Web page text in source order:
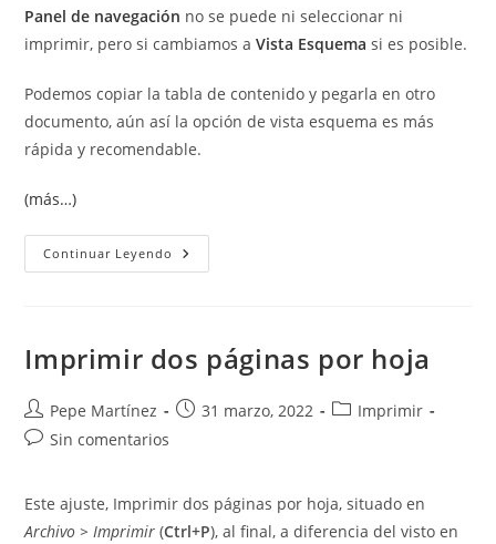
Panel de navegación no se puede ni seleccionar ni
imprimir, pero si cambiamos aVista Esquema si es posible.
Podemos copiar la tabla de contenido y pegarla en otro
documento, aún así la opción de vista esquema es más
rápida y recomendable.
(más…)
Continuar Leyendo Imprimir
Un
Imprimir dos páginas por hoja
Autor
de
Pepe Martínez
Publicación
31 marzo, 2022
Categoría
Imprimir
Comentarios
entrada:
Sin comentarios
Este ajuste, Imprimir dos páginas por hoja, situado en
Archivo > Imprimir (Ctrl+P), al final, a diferencia del visto en